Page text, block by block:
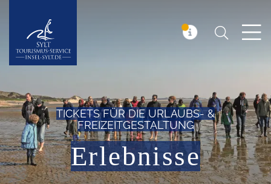
Insel Sylt Suchen
TICKETS FÜR DIE URLAUBS- &
FREIZEITGESTALTUNG
Erlebnisse